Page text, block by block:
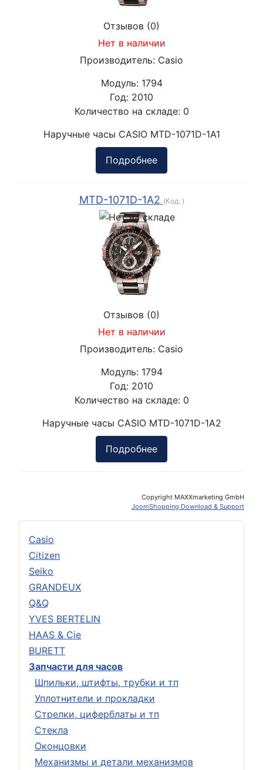
Casio
Citizen
Seiko
GRANDEUX
Q&Q
YVES BERTELIN
HAAS & Cie
BURETT
Запчасти для часов
Шпильки, штифты, трубки и тп
Уплотнители и прокладки
Стрелки, циферблаты и тп
Стекла
Оконцовки
Механизмы и детали механизмов
Отзывов (0)
Нет в наличии
Производитель: Casio
Модуль: 1794
Год: 2010
Количество на складе: 0
Наручные часы CASIO MTD-1071D-1A1
Подробнее
MTD-1071D-1A2 (Код: )
Отзывов (0)
Нет в наличии
Производитель: Casio
Модуль: 1794
Год: 2010
Количество на складе: 0
Наручные часы CASIO MTD-1071D-1A2
Подробнее
Copyright MAXXmarketing GmbH
JoomShopping Download & Support